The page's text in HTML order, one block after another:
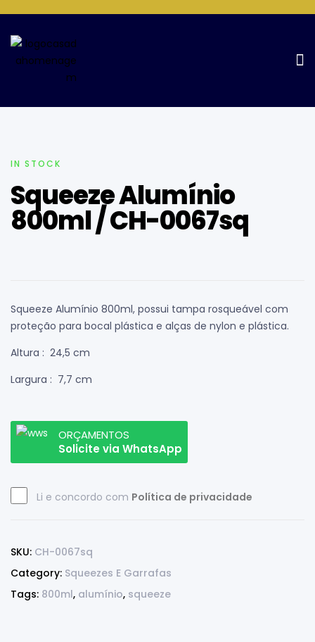
Home Page
IN STOCK
Squeeze Alumínio
800ml / CH-0067sq
Squeeze Alumínio 800ml, possui tampa rosqueável com
proteção para bocal plástica e alças de nylon e plástica.
Altura : 24,5 cm
Largura : 7,7 cm
ORÇAMENTOS
Solicite via WhatsApp
Li e concordo com Política de privacidade
SKU: CH-0067sq
Category: Squeezes E Garrafas
Tags: 800ml, alumínio, squeeze